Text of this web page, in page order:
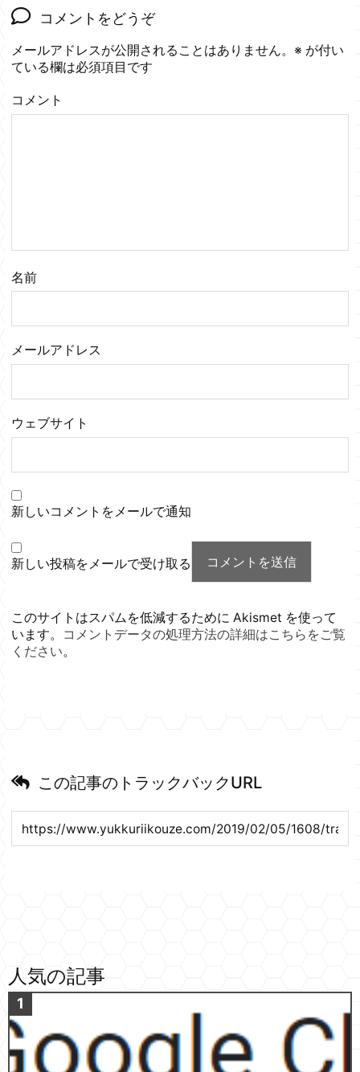
コメントをどうぞ
メールアドレスが公開されることはありません。 ※ が付い
ている欄は必須項目です
コメント
名前
メールアドレス
ウェブサイト
新しいコメントをメールで通知
新しい投稿をメールで受け取る
このサイトはスパムを低減するために Akismet を使って
います。
コメントデータの処理方法の詳細はこちらをご覧
ください。
この記事のトラックバックURL
人気の記事